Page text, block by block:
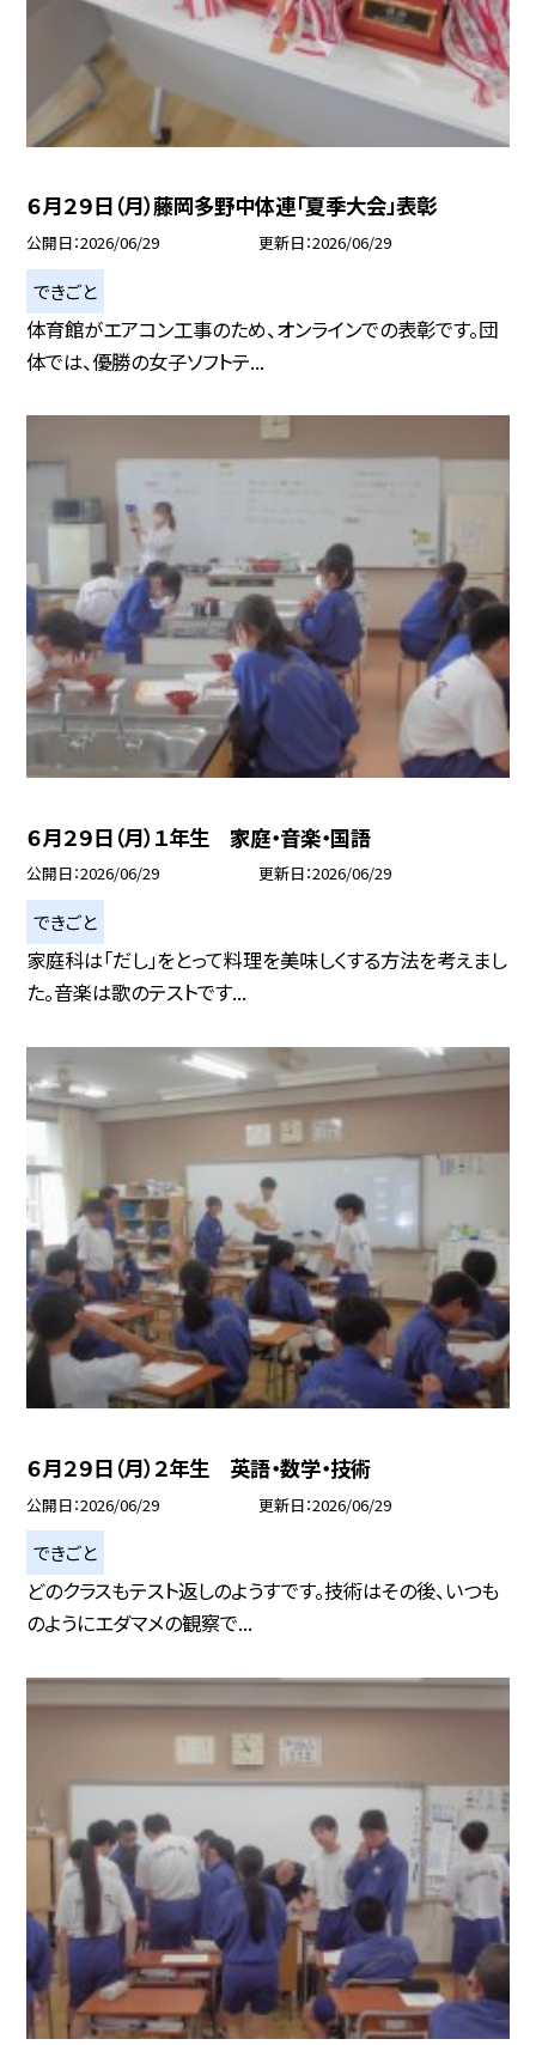
６月２９日（月）藤岡多野中体連「夏季大会」表彰
公開日 2026/06/29 更新日 2026/06/29
できごと
体育館がエアコン工事のため、オンラインでの表彰です。団
体では、優勝の女子ソフトテ...
６月２９日（月）１年生 家庭・音楽・国語
公開日 2026/06/29 更新日 2026/06/29
できごと
家庭科は「だし」をとって料理を美味しくする方法を考えまし
た。音楽は歌のテストです...
６月２９日（月）２年生 英語・数学・技術
公開日 2026/06/29 更新日 2026/06/29
できごと
どのクラスもテスト返しのようすです。技術はその後、いつも
のようにエダマメの観察で...